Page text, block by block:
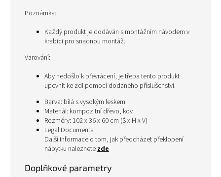
Poznámka:
Každý produkt je dodáván s montážním návodem v
krabici pro snadnou montáž.
Varování:
Aby nedošlo k převrácení, je třeba tento produkt
upevnit ke zdi pomocí dodaného příslušenství.
Barva: bílá s vysokým leskem
Materiál: kompozitní dřevo, kov
Rozměry: 102 x 36 x 60 cm (Š x H x V)
Legal Documents:
Další informace o tom, jak předcházet překlopení
nábytku naleznete zde
Doplňkové parametry